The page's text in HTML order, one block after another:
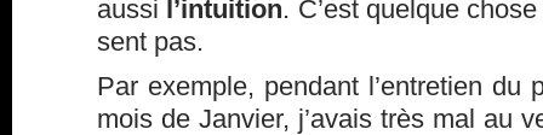
aussi l’intuition. C’est quelque
sent pas.
Par exemple, pendant l’entretien du
mois de Janvier, j’avais très mal au